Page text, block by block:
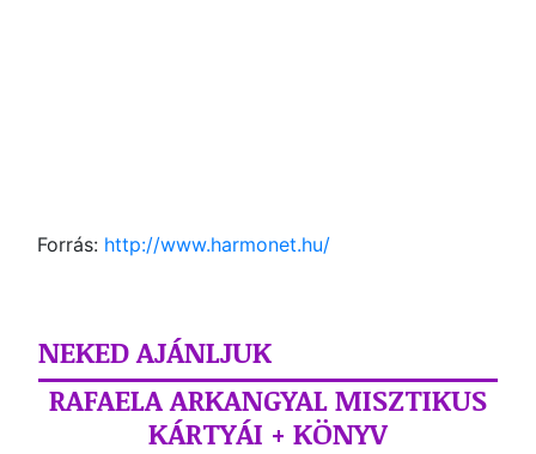
Forrás: http://www.harmonet.hu/
NEKED AJÁNLJUK
RAFAELA ARKANGYAL MISZTIKUS
KÁRTYÁI + KÖNYV